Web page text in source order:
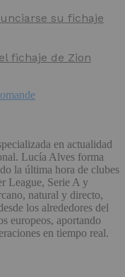
su fichaje
fichaje de Zion
en actualidad
Lucía Alves forma
la última hora de clubes
League, Serie A y
natural y directo,
los alrededores del
europeos, aportando
en tiempo real.